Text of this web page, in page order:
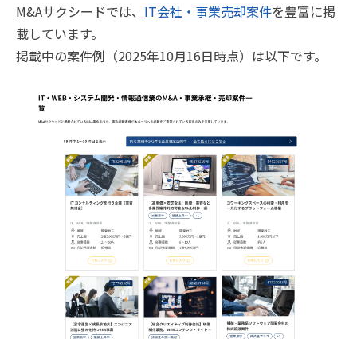
M&Aサクシードでは、 IT会社・事業売却案件を豊富に掲
載しています。
掲載中の案件例（2025年10月16日時点）は以下です。